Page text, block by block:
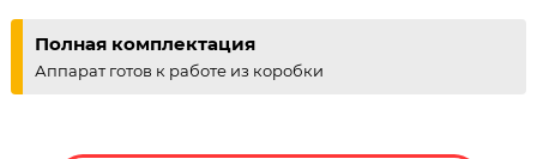
Полная комплектация
Аппарат готов к работе из коробки